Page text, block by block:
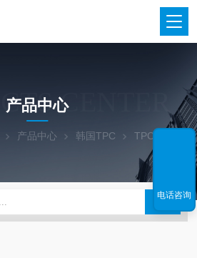
CENTER
产品中心
产品中心 韩国TPC TPC气缸
电话咨询